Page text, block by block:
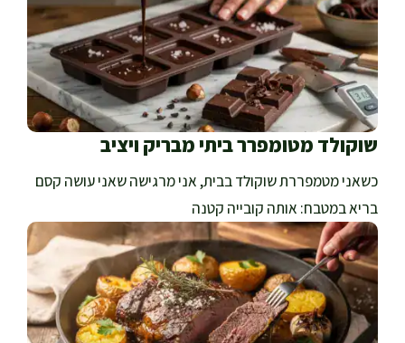
שוקולד מטומפרר ביתי מבריק ויציב
כשאני מטמפררת שוקולד בבית, אני מרגישה שאני עושה קסם
בריא במטבח: אותה קובייה קטנה